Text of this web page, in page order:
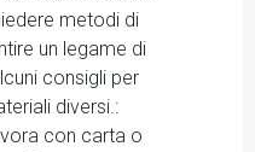
metodi di
un legame di
consigli per
diversi.:
con carta o